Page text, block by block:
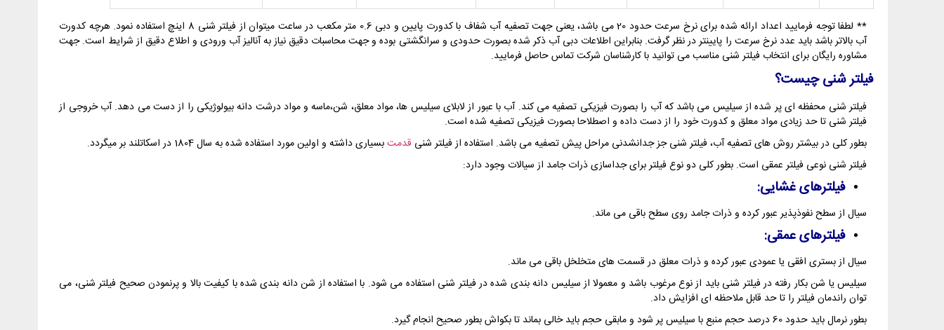
** لطفا توجه فرمایید اعداد ارائه شده برای نرخ سرعت حدود 20 می باشد، یعنی جهت تصفیه آب شفاف با کدورت پایین و دبی 0.6 متر مکعب در ساعت میتوان از فیلتر شنی 8 اینچ استفاده نمود. هرچه کدورت
آب بالاتر باشد باید عدد نرخ سرعت را پایینتر در نظر گرفت. بنابراین اطلاعات دبی آب ذکر شده بصورت حدودی و سرانگشتی بوده و جهت محاسبات دقیق نیاز به آنالیز آب ورودی و اطلاع دقیق از شرایط است. جهت
مشاوره رایگان برای انتخاب فیلتر شنی مناسب می توانید با کارشناسان شرکت تماس حاصل فرمایید.
فیلتر شنی چیست؟
فیلتر شنی محفظه ای پر شده از سیلیس می باشد که آب را بصورت فیزیکی تصفیه می کند. آب با عبور از لابلای سیلیس ها، مواد معلق، شن،ماسه و مواد درشت دانه بیولوژیکی را از دست می دهد. آب خروجی از
فیلتر شنی تا حد زیادی مواد معلق و کدورت خود را از دست داده و اصطلاحا بصورت فیزیکی تصفیه شده است.
بطور کلی در بیشتر روش های تصفیه آب، فیلتر شنی جز جدانشدنی مراحل پیش تصفیه می باشد. استفاده از فیلتر شنی قدمتبسیاری داشته و اولین مورد استفاده شده به سال 1804 در اسکاتلند بر میگردد.
فیلتر شنی نوعی فیلتر عمقی است. بطور کلی دو نوع فیلتر برای جداسازی ذرات جامد از سیالات وجود دارد:
فیلترهای غشایی:
سیال از سطح نفوذپذیر عبور کرده و ذرات جامد روی سطح باقی می ماند.
فیلترهای عمقی:
سیال از بستری افقی یا عمودی عبور کرده و ذرات معلق در قسمت های متخلخل باقی می ماند.
سیلیس یا شن بکار رفته در فیلتر شنی باید از نوع مرغوب باشد و معمولا از سیلیس دانه بندی شده در فیلتر شنی استفاده می شود. با استفاده از شن دانه بندی شده با کیفیت بالا و پرنمودن صحیح فیلتر شنی، می
توان راندمان فیلتر را تا حد قابل ملاحظه ای افزایش داد.
بطور نرمال باید حدود 60 درصد حجم منبع با سیلیس پر شود و مابقی حجم باید خالی بماند تا بکواش بطور صحیح انجام گیرد.